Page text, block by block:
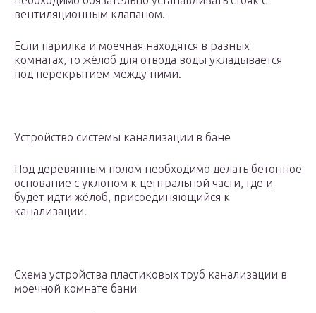
вентиляционным клапаном.
Если парилка и моечная находятся в разных
комнатах, то жёлоб для отвода воды укладывается
под перекрытием между ними.
Устройство системы канализации в бане
Под деревянным полом необходимо делать бетонное
основание с уклоном к центральной части, где и
будет идти жёлоб, присоединяющийся к
канализации.
Схема устройства пластиковых труб канализации в
моечной комнате бани